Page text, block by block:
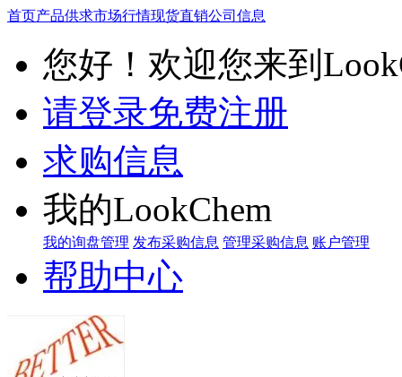
首页产品供求市场行情现货直销公司信息
您好！欢迎您来到
请登录免费注册
求购信息
我的LookChem
我的询盘管理 发布采购信息 管理采购信息 账户管理
帮助中心